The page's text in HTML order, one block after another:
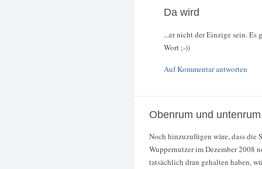
Da wird
...er nicht der Einzige sein. Es
Wort ;-))
Auf Kommentar antworten
Obenrum und
Noch hinzuzufügen wäre, dass die
Wuppernutzer im Dezember 2008
tatsächlich dran gehalten haben,